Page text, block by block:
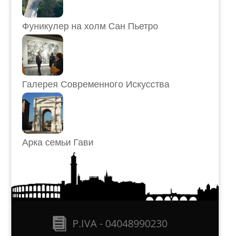
Фуникулер на холм Сан Пьетро
Галерея Современного Искусства
Арка семьи Гави
P.IVA - 04048990230